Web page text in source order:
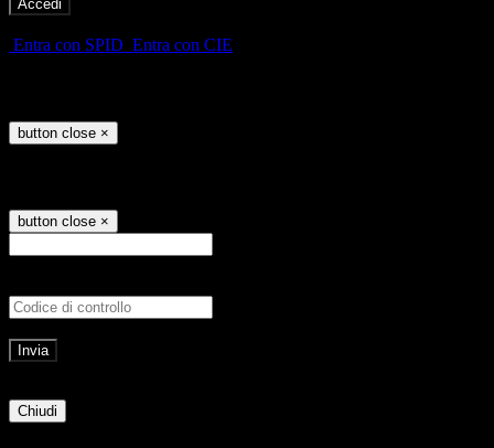
Entra con SPID Entra con CIE
button close ×
button close ×
Chiudi